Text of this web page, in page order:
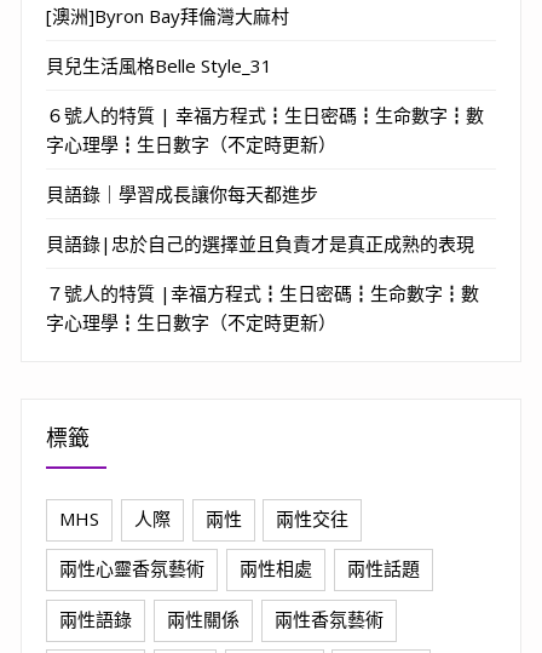
[澳洲]Byron Bay拜倫灣大麻村
貝兒生活風格Belle Style_31
６號人的特質 | 幸福方程式┇生日密碼┇生命數字┇數
字心理學┇生日數字（不定時更新）
貝語錄｜學習成長讓你每天都進步
貝語錄|忠於自己的選擇並且負責才是真正成熟的表現
７號人的特質 |幸福方程式┇生日密碼┇生命數字┇數
字心理學┇生日數字（不定時更新）
標籤
MHS 人際 兩性 兩性交往
兩性心靈香氛藝術 兩性相處 兩性話題
兩性語錄 兩性關係 兩性香氛藝術